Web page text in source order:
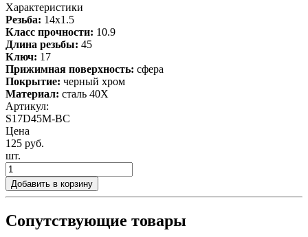
Характеристики
Резьба: 14x1.5
Класс прочности: 10.9
Длина резьбы: 45
Ключ: 17
Прижимная поверхность: сфера
Покрытие: черный хром
Материал: сталь 40X
Артикул:
S17D45M-BC
Цена
125 руб.
шт.
Добавить в корзину
Сопутствующие товары